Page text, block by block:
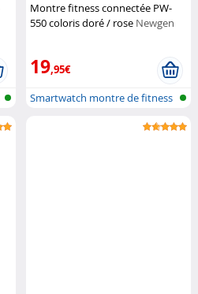
Montre fitness connectée PW-
550 coloris doré / rose Newgen
19,95€
Smartwatch montre de fitness